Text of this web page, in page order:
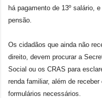
há pagamento de 13º salário,
pensão.
Os cidadãos que ainda não
direito, devem procurar a
Social ou os CRAS para
renda familiar, além de
formulários necessários.